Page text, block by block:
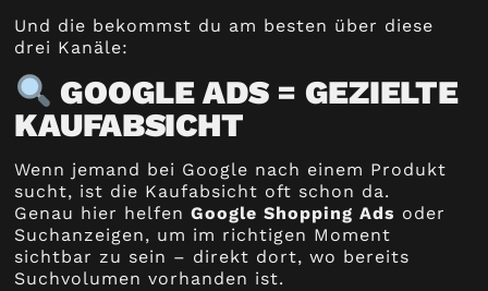
Und die bekommst du am besten über diese
drei Kanäle:
GOOGLE ADS = GEZIELTE
KAUFABSICHT
Wenn jemand bei Google nach einem Produkt
sucht, ist die Kaufabsicht oft schon da.
Genau hier helfenGoogle Shopping Ads oder
Suchanzeigen, um im richtigen Moment
sichtbar zu sein – direkt dort, wo bereits
Suchvolumen vorhanden ist.